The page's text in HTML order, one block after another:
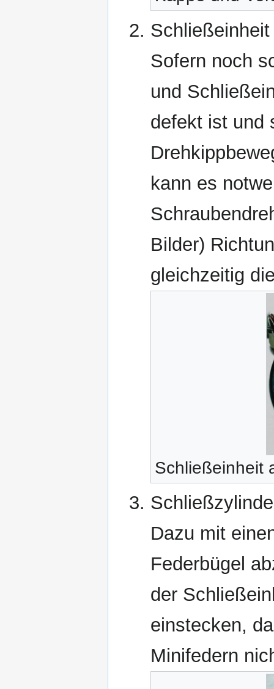
Sofern noch
und
defekt ist und
kann es
Bilder)
gleichzeitig
Schließeinheit
Dazu mit
Federbügel
der
einstecken,
Minifedern